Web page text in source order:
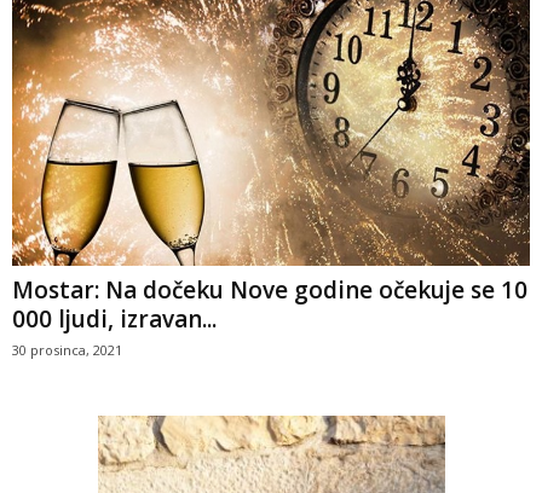
Mostar: Na dočeku Nove godine očekuje se 10
000 ljudi, izravan...
30 prosinca, 2021